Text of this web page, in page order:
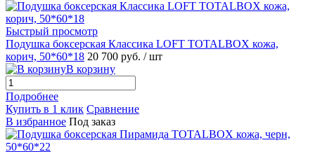
Быстрый просмотр
Подушка боксерская Классика LOFT TOTALBOX кожа,
корич, 50*60*18 20 700 руб. / шт
В корзину
Подробнее
Купить в 1 клик Сравнение
В избранное Под заказ